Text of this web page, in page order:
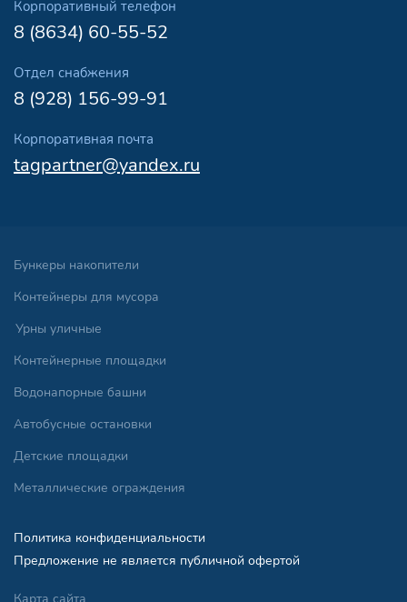
Корпоративный телефон
8 (8634) 60-55-52
Отдел снабжения
8 (928) 156-99-91
Корпоративная почта
tagpartner@yandex.ru
Бункеры накопители
Контейнеры для мусора
Урны уличные
Контейнерные площадки
Водонапорные башни
Автобусные остановки
Детские площадки
Металлические ограждения
Политика конфиденциальности
Предложение не является публичной офертой